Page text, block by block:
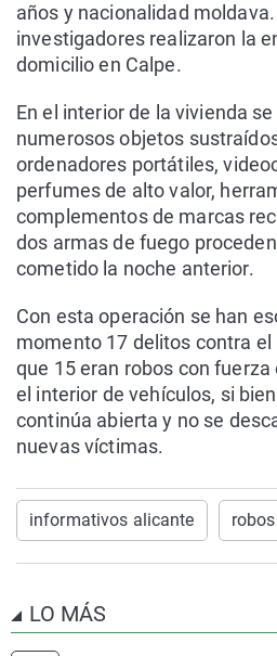
años y nacionalidad
investigadores realizaron la
domicilio en Calpe.
En el interior de la vivienda
numerosos objetos
ordenadores portátiles,
perfumes de alto valor,
complementos de marcas
dos armas de fuego
cometido la noche anterior.
Con esta operación se han
momento 17 delitos contra
que 15 eran robos con fuerza
el interior de vehículos, si
continúa abierta y no se
nuevas víctimas.
informativos alicante
LO MÁS